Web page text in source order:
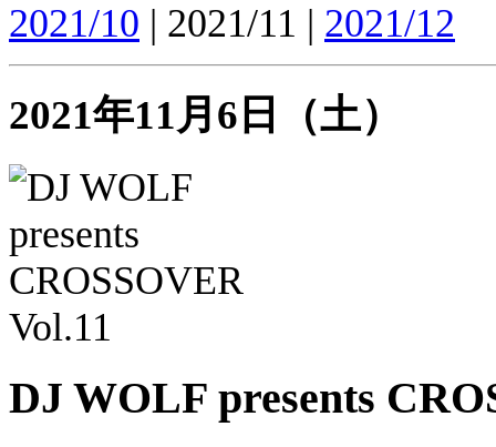
2021/10 | 2021/11 | 2021/12
2021年11月6日（土）
DJ WOLF presents